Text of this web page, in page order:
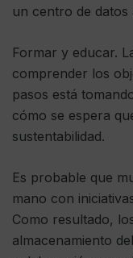
un centro de datos
Formar y educar.
comprender los
pasos está
cómo se espera
sustentabilidad.
Es probable que
mano con
Como resultado,
almacenamiento